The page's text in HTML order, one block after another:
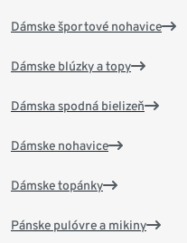
Dámske športové nohavice
Dámske blúzky a topy
Dámska spodná bielizeň
Dámske nohavice
Dámske topánky
Pánske pulóvre a mikiny